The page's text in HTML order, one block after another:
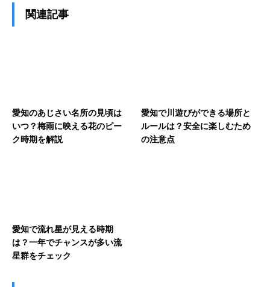
関連記事
愛知のあじさい名所の見頃は
いつ？梅雨に映える花のピー
ク時期を解説
愛知で川遊びができる場所と
ルールは？安全に楽しむため
の注意点
愛知で流れ星が見える時期
は？一年でチャンスが多い流
星群をチェック